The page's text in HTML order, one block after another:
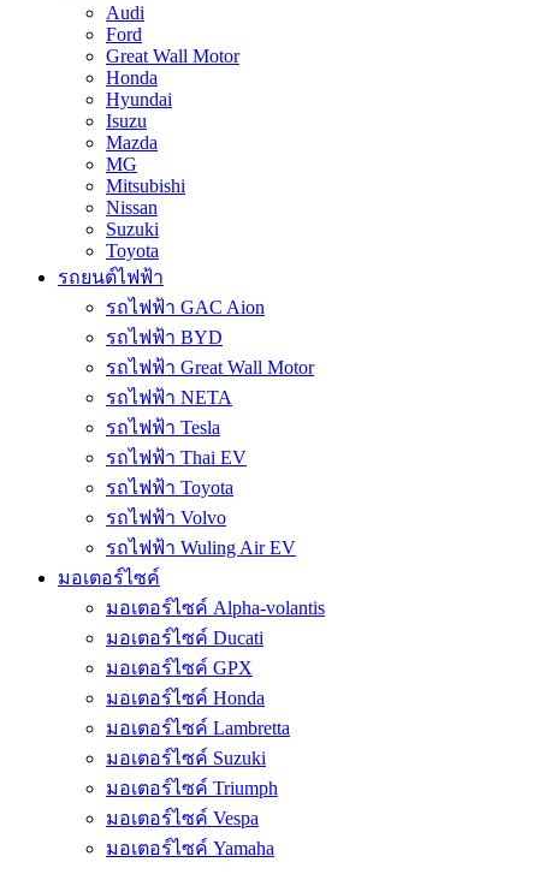
Audi
Ford
Great Wall Motor
Honda
Hyundai
Isuzu
Mazda
MG
Mitsubishi
Nissan
Suzuki
Toyota
รถยนต์ไฟฟ้า
รถไฟฟ้า GAC Aion
รถไฟฟ้า BYD
รถไฟฟ้า Great Wall Motor
รถไฟฟ้า NETA
รถไฟฟ้า Tesla
รถไฟฟ้า Thai EV
รถไฟฟ้า Toyota
รถไฟฟ้า Volvo
รถไฟฟ้า Wuling Air EV
มอเตอร์ไซค์
มอเตอร์ไซค์ Alpha-volantis
มอเตอร์ไซค์ Ducati
มอเตอร์ไซค์ GPX
มอเตอร์ไซค์ Honda
มอเตอร์ไซค์ Lambretta
มอเตอร์ไซค์ Suzuki
มอเตอร์ไซค์ Triumph
มอเตอร์ไซค์ Vespa
มอเตอร์ไซค์ Yamaha